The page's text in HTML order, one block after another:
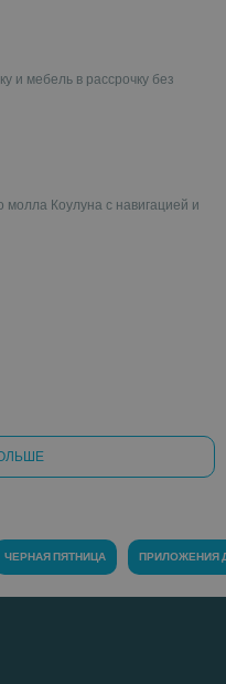
и мебель в рассрочку без
молла Коулуна с навигацией и
ЧЕРНАЯ ПЯТНИЦА ПРИЛОЖЕНИЯ